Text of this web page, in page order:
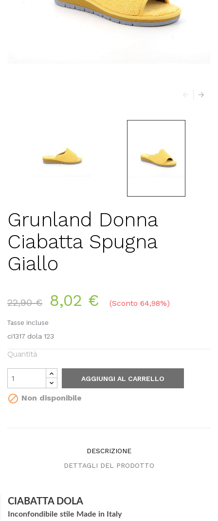
Grunland Donna
Ciabatta Spugna
Giallo
22,90 € 8,02 € Sconto 64,98%
Tasse incluse
ci1317 dola 123
Quantità
AGGIUNGI AL CARRELLO
 Non disponibile
DESCRIZIONE
DETTAGLI DEL PRODOTTO
CIABATTA DOLA
Inconfondibile stile Made in Italy